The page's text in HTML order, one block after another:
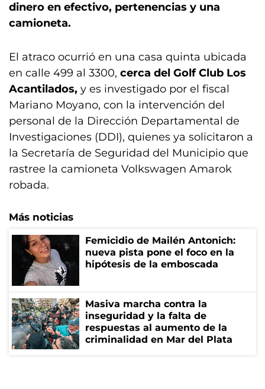
dinero en efectivo, pertenencias y una
camioneta.
El atraco ocurrió en una casa quinta ubicada
en calle 499 al 3300, cerca del Golf Club Los
Acantilados, y es investigado por el fiscal
Mariano Moyano, con la intervención del
personal de la Dirección Departamental de
Investigaciones (DDI), quienes ya solicitaron a
la Secretaría de Seguridad del Municipio que
rastree la camioneta Volkswagen Amarok
robada.
Más noticias
Femicidio de Mailén Antonich:
nueva pista pone el foco en la
hipótesis de la emboscada
Masiva marcha contra la
inseguridad y la falta de
respuestas al aumento de la
criminalidad en Mar del Plata